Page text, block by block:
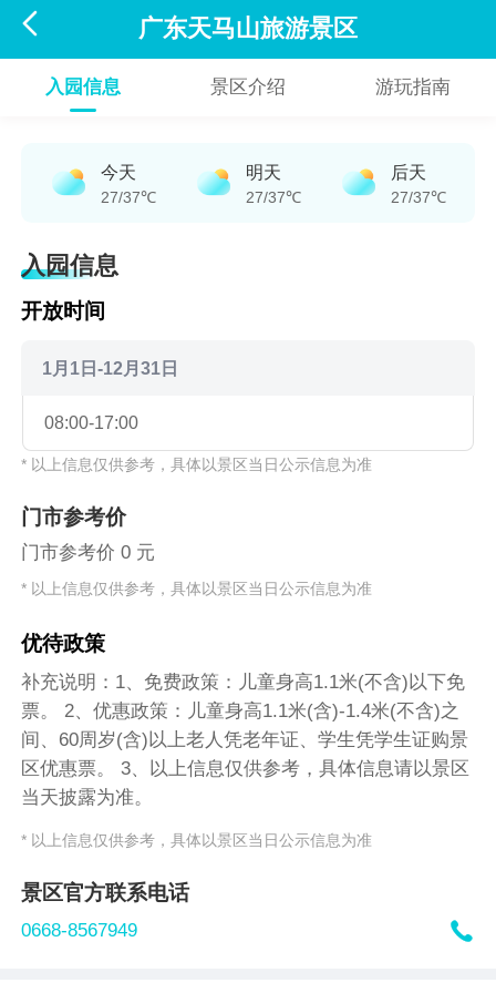
 广东天马山旅游景区
入园信息 景区介绍 游玩指南
今天
27/37℃
明天
27/37℃
后天
27/37℃
入园信息
开放时间
1月1日-12月31日
08:00-17:00
* 以上信息仅供参考，具体以景区当日公示信息为准
门市参考价
门市参考价 0 元
* 以上信息仅供参考，具体以景区当日公示信息为准
优待政策
补充说明：1、免费政策：儿童身高1.1米(不含)以下免
票。 2、优惠政策：儿童身高1.1米(含)-1.4米(不含)之
间、60周岁(含)以上老人凭老年证、学生凭学生证购景
区优惠票。 3、以上信息仅供参考，具体信息请以景区
当天披露为准。
* 以上信息仅供参考，具体以景区当日公示信息为准
景区官方联系电话
0668-8567949 